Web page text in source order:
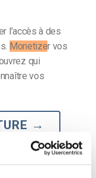
l’accès à des
Monetizer vos
qui
vos
→